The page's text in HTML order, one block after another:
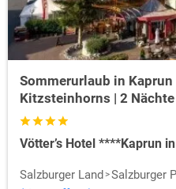
Sommerurlaub in
Kitzsteinhorns | 2 Nächte
Vötter’s Hotel ****Kaprun
Salzburger Land Salzburger